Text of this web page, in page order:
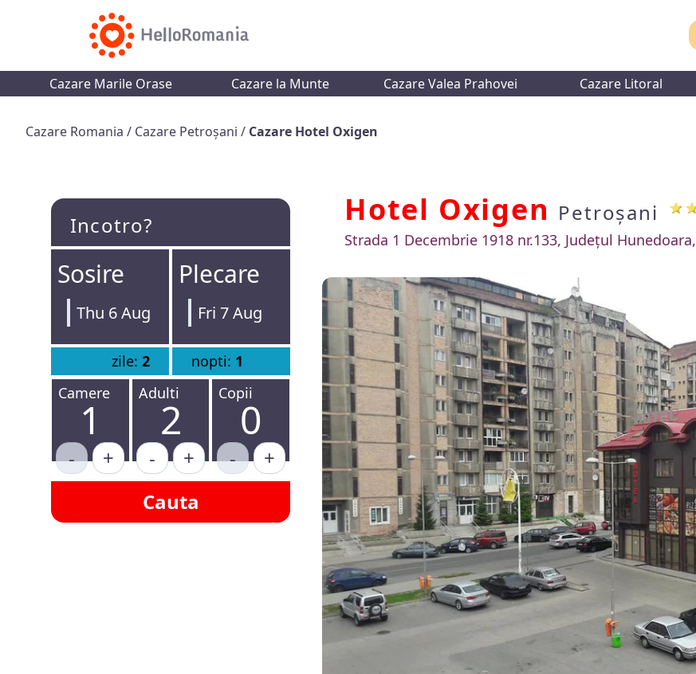
Cazare Marile Orase Cazare la Munte Cazare Valea Prahovei Cazare Litoral
Cazare Romania / Cazare Petroșani / Cazare Hotel Oxigen
Incotro?
Sosire
Thu 6 Aug
Plecare
Fri 7 Aug
zile: 2 nopti: 1
Camere
1
- +
Adulti
2
- +
Copii
0
-
+
Cauta
Hotel Oxigen Petroșani
Strada 1 Decembrie 1918 nr.133, Județul Hunedoara,